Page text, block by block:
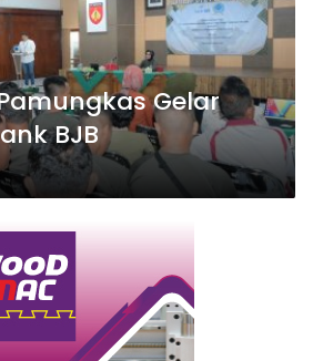
Gelar
BJB